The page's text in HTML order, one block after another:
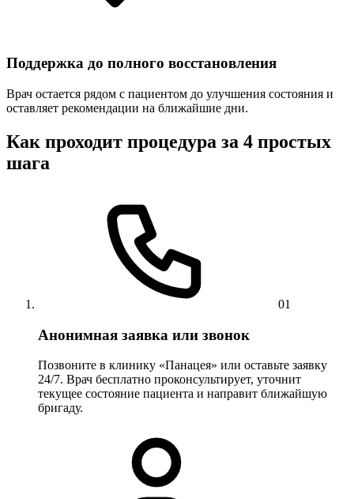
Поддержка до полного восстановления
Врач остается рядом с пациентом до улучшения состояния и
оставляет рекомендации на ближайшие дни.
Как проходит процедура за 4 простых
шага
01
Анонимная заявка или звонок
Позвоните в клинику «Панацея» или оставьте заявку
24/7. Врач бесплатно проконсультирует, уточнит
текущее состояние пациента и направит ближайшую
бригаду.